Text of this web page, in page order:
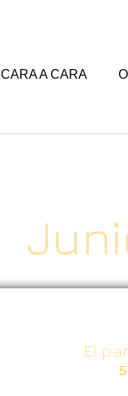
CARA A CARA
El